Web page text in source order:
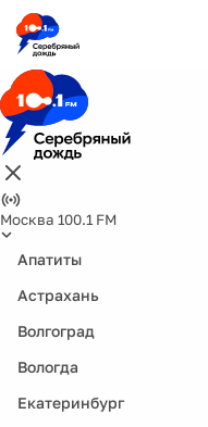
Москва 100.1 FM
Апатиты
Астрахань
Волгоград
Вологда
Екатеринбург